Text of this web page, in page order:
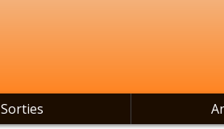
Sorties